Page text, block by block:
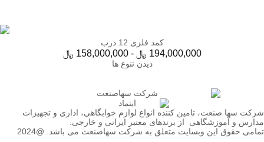
کمد فلزی 12 درب
158,000,000 ﷼ - 194,000,000 ﷼
دیدن تنوع ها
شرکت سها صنعت، تامین کننده انواع لوازم خوابگاهی، اداری و تجهیزات
مدارس و آموزشگاهی از برندهای معتبر ایرانی و خارجی.
تمامی حقوق این وبسایت متعلق به شرکت سهاصنعت می باشد. @2024